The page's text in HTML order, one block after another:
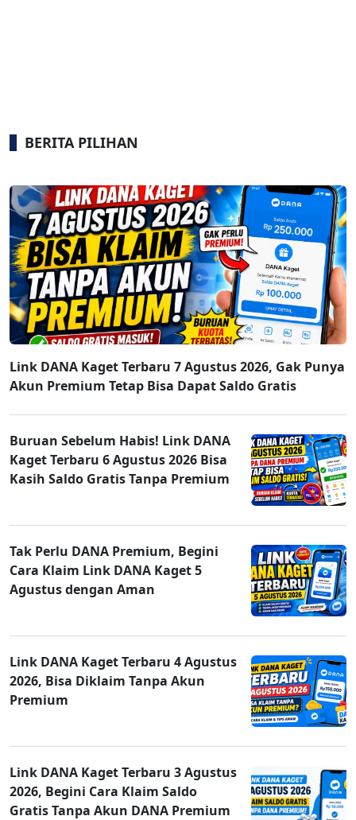
BERITA PILIHAN
Link DANA Kaget Terbaru 7 Agustus 2026, Gak Punya
Akun Premium Tetap Bisa Dapat Saldo Gratis
Buruan Sebelum Habis! Link DANA
Kaget Terbaru 6 Agustus 2026 Bisa
Kasih Saldo Gratis Tanpa Premium
Tak Perlu DANA Premium, Begini
Cara Klaim Link DANA Kaget 5
Agustus dengan Aman
Link DANA Kaget Terbaru 4 Agustus
2026, Bisa Diklaim Tanpa Akun
Premium
Link DANA Kaget Terbaru 3 Agustus
2026, Begini Cara Klaim Saldo
Gratis Tanpa Akun DANA Premium